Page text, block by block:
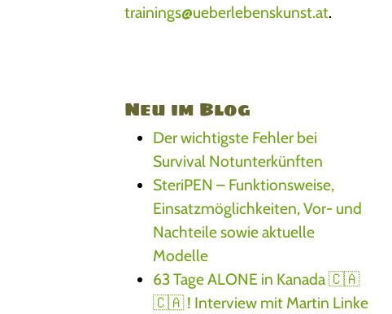
trainings@ueberlebenskunst.at.
Neu im Blog
Der wichtigste Fehler bei
Survival Notunterkünften
SteriPEN – Funktionsweise,
Einsatzmöglichkeiten, Vor- und
Nachteile sowie aktuelle
Modelle
63 Tage ALONE in Kanada 🇨🇦
🇨🇦 ! Interview mit Martin Linke